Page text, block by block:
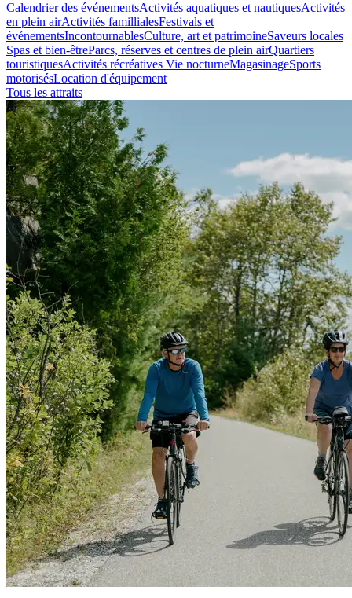
Calendrier des événementsActivités aquatiques et nautiquesActivités
en plein airActivités famillialesFestivals et
événementsIncontournablesCulture, art et patrimoineSaveurs locales
Spas et bien-êtreParcs, réserves et centres de plein airQuartiers
touristiquesActivités récréatives Vie nocturneMagasinageSports
motorisésLocation d'équipement
Tous les attraits